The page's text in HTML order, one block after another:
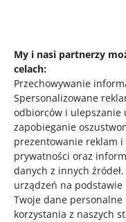
My i nasi partnerzy
celach:
Przechowywanie
Spersonalizowane
odbiorców i ulepszanie
zapobieganie
prezentowanie reklam i
prywatności oraz
danych z innych źródeł.
urządzeń na
Twoje dane
korzystania z naszych